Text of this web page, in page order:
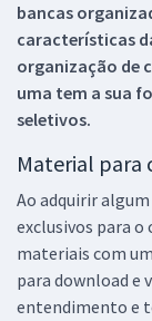
bancas
características
organização de
uma tem a sua
seletivos.
Material para
Ao adquirir
exclusivos para o
materiais com
para download e
entendimento e